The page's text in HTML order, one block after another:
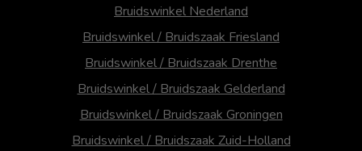
Bruidswinkel Nederland
Bruidswinkel / Bruidszaak Friesland
Bruidswinkel / Bruidszaak Drenthe
Bruidswinkel / Bruidszaak Gelderland
Bruidswinkel / Bruidszaak Groningen
Bruidswinkel / Bruidszaak Zuid-Holland